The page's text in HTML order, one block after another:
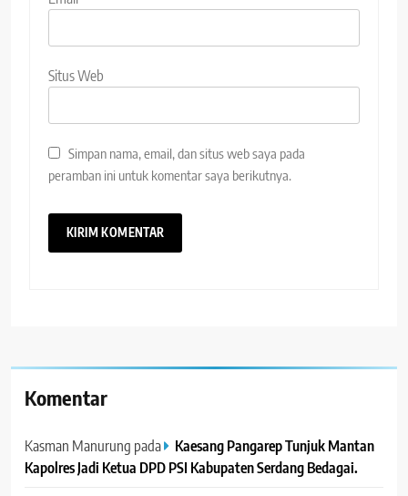
Situs Web
Simpan nama, email, dan situs web saya pada
peramban ini untuk komentar saya berikutnya.
Komentar
Kasman Manurung pada
Kaesang Pangarep Tunjuk Mantan
Kapolres Jadi Ketua DPD PSI Kabupaten Serdang Bedagai. ‎ ‎